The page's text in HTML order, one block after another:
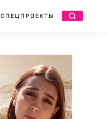
СПЕЦПРОЕКТЫ